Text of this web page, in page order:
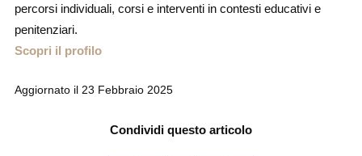
percorsi individuali, corsi e interventi in contesti educativi e
penitenziari.
Scopri il profilo
Aggiornato il 23 Febbraio 2025
Condividi questo articolo